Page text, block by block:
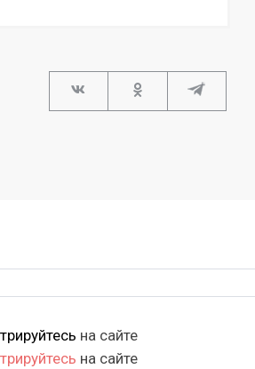
на сайте
на сайте